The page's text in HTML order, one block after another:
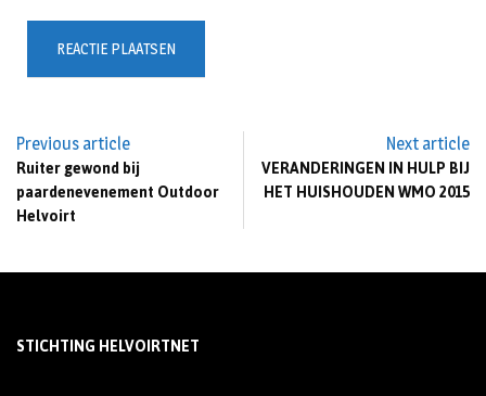
Previous article
Ruiter gewond bij
paardenevenement Outdoor
Helvoirt
Next article
VERANDERINGEN IN HULP BIJ
HET HUISHOUDEN WMO 2015
STICHTING HELVOIRTNET